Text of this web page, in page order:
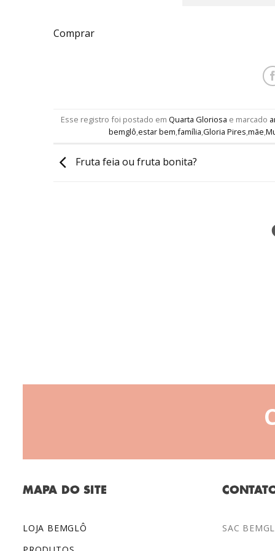
Comprar
Esse registro foi postado em Quarta Gloriosa e marcado
bemglô,estar bem,família,Gloria Pires,mãe,
Fruta feia ou fruta bonita?
MAPA DO SITE
LOJA BEMGLÔ
SAC